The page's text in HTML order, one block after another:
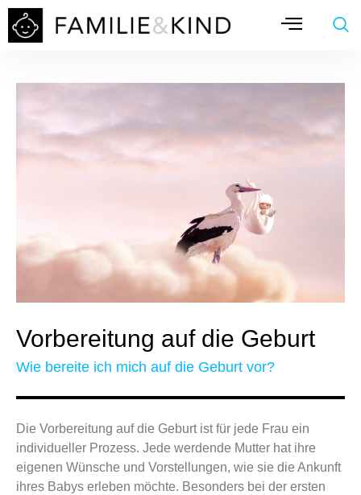
Vorbereitung auf die Geburt
Wie bereite ich mich auf die Geburt vor?
Die Vorbereitung auf die Geburt ist für jede Frau ein
individueller Prozess. Jede werdende Mutter hat ihre
eigenen Wünsche und Vorstellungen, wie sie die Ankunft
ihres Babys erleben möchte. Besonders bei der ersten